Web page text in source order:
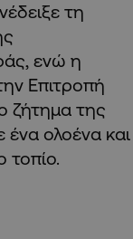
τη
ενώ η
Επιτροπή
ζήτημα της
ολοένα και
τοπίο.